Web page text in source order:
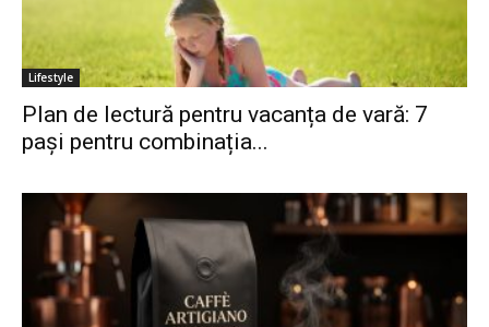
Lifestyle
Plan de lectură pentru vacanța de vară: 7
pași pentru combinația...